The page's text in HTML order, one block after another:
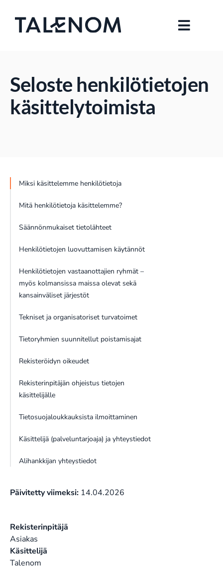
Seloste henkilötietojen
käsittelytoimista
Miksi käsittelemme henkilötietoja
Mitä henkilötietoja käsittelemme?
Säännönmukaiset tietolähteet
Henkilötietojen luovuttamisen käytännöt
Henkilötietojen vastaanottajien ryhmät –
myös kolmansissa maissa olevat sekä
kansainväliset järjestöt
Tekniset ja organisatoriset turvatoimet
Tietoryhmien suunnitellut poistamisajat
Rekisteröidyn oikeudet
Rekisterinpitäjän ohjeistus tietojen
käsittelijälle
Tietosuojaloukkauksista ilmoittaminen
Käsittelijä (palveluntarjoaja) ja yhteystiedot
Alihankkijan yhteystiedot
Päivitetty viimeksi: 14.04.2026
Rekisterinpitäjä
Asiakas
Käsittelijä
Talenom